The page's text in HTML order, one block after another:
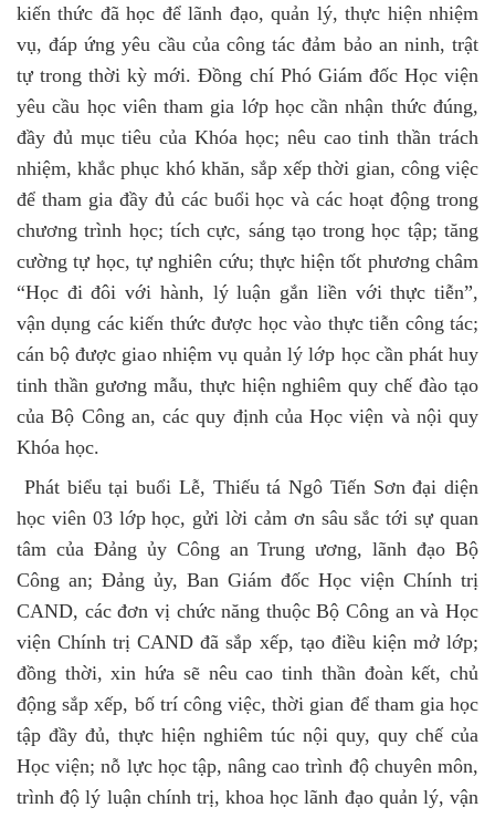
kiến thức đã học để lãnh đạo, quản lý, thực hiện nhiệm
vụ, đáp ứng yêu cầu của công tác đảm bảo an ninh, trật
tự trong thời kỳ mới. Đồng chí Phó Giám đốc Học viện
yêu cầu học viên tham gia lớp học cần nhận thức đúng,
đầy đủ mục tiêu của Khóa học; nêu cao tinh thần trách
nhiệm, khắc phục khó khăn, sắp xếp thời gian, công việc
để tham gia đầy đủ các buổi học và các hoạt động trong
chương trình học; tích cực, sáng tạo trong học tập; tăng
cường tự học, tự nghiên cứu; thực hiện tốt phương châm
“Học đi đôi với hành, lý luận gắn liền với thực tiễn”,
vận dụng các kiến thức được học vào thực tiễn công tác;
cán bộ được giao nhiệm vụ quản lý lớp học cần phát huy
tinh thần gương mẫu, thực hiện nghiêm quy chế đào tạo
của Bộ Công an, các quy định của Học viện và nội quy
Khóa học.
Phát biểu tại buổi Lễ, Thiếu tá Ngô Tiến Sơn đại diện
học viên 03 lớp học, gửi lời cảm ơn sâu sắc tới sự quan
tâm của Đảng ủy Công an Trung ương, lãnh đạo Bộ
Công an; Đảng ủy, Ban Giám đốc Học viện Chính trị
CAND, các đơn vị chức năng thuộc Bộ Công an và Học
viện Chính trị CAND đã sắp xếp, tạo điều kiện mở lớp;
đồng thời, xin hứa sẽ nêu cao tinh thần đoàn kết, chủ
động sắp xếp, bố trí công việc, thời gian để tham gia học
tập đầy đủ, thực hiện nghiêm túc nội quy, quy chế của
Học viện; nỗ lực học tập, nâng cao trình độ chuyên môn,
trình độ lý luận chính trị, khoa học lãnh đạo quản lý, vận